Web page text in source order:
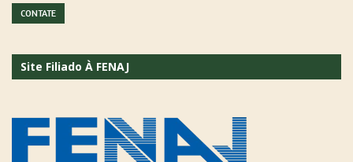
CONTATE
Site Filiado À FENAJ